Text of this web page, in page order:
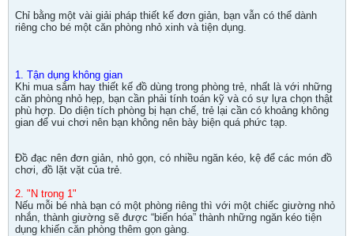
Chỉ bằng một vài giải pháp thiết kế đơn giản, bạn vẫn có thể dành
riêng cho bé một căn phòng nhỏ xinh và tiện dụng.
1. Tận dụng không gian
Khi mua sắm hay thiết kế đồ dùng trong phòng trẻ, nhất là với những
căn phòng nhỏ hẹp, bạn cần phải tính toán kỹ và có sự lựa chọn thật
phù hợp. Do diện tích phòng bị hạn chế, trẻ lại cần có khoảng không
gian để vui chơi nên bạn không nên bày biện quá phức tạp.
Đồ đạc nên đơn giản, nhỏ gọn, có nhiều ngăn kéo, kệ để các món đồ
chơi, đồ lặt vặt của trẻ.
2. "N trong 1"
Nếu mỗi bé nhà bạn có một phòng riêng thì với một chiếc giường nhỏ
nhắn, thành giường sẽ được “biến hóa” thành những ngăn kéo tiện
dụng khiến căn phòng thêm gọn gàng.